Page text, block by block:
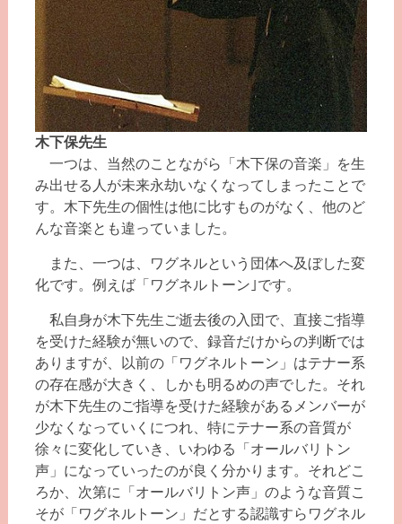
木下保先生
一つは、当然のことながら「木下保の音楽」を生
み出せる人が未来永劫いなくなってしまったことで
す。木下先生の個性は他に比すものがなく、他のど
んな音楽とも違っていました。
また、一つは、ワグネルという団体へ及ぼした変
化です。例えば「ワグネルトーン｣です。
私自身が木下先生ご逝去後の入団で、直接ご指導
を受けた経験が無いので、録音だけからの判断では
ありますが、以前の「ワグネルトーン」はテナー系
の存在感が大きく、しかも明るめの声でした。それ
が木下先生のご指導を受けた経験があるメンバーが
少なくなっていくにつれ、特にテナー系の音質が
徐々に変化していき、いわゆる「オールバリトン
声」になっていったのが良く分かります。それどこ
ろか、次第に「オールバリトン声」のような音質こ
そが「ワグネルトーン」だとする認識すらワグネル